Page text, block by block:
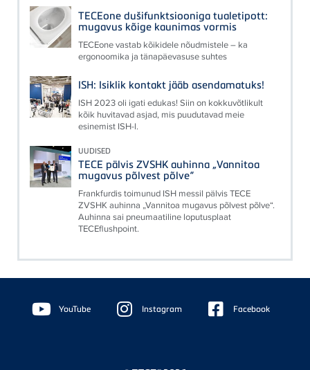
TECEone dušifunktsiooniga tualetipott:
mugavus kõige kaunimas vormis
TECEone vastab kõikidele nõudmistele – ka
ergonoomika ja tänapäevasuse suhtes
ISH: Isiklik kontakt jääb asendamatuks!
ISH 2023 oli igati edukas! Siin on kokkuvõtlikult
kõik huvitavad asjad, mis puudutavad meie
esinemist ISH-l.
UUDISED
TECE pälvis ZVSHK auhinna „Vannitoa
mugavus põlvest põlve“
Frankfurdis toimunud ISH messil pälvis TECE
ZVSHK auhinna „Vannitoa mugavus põlvest põlve“.
Auhinna sai pneumaatiline loputusplaat
TECEflushpoint.
Floating
Sidebar YouTube Instagram Facebook